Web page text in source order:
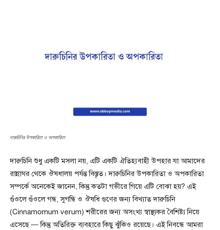
দারুচিনির উপকারিতা ও অপকারিতা
দারুচিনি শুধু একটি মসলা নয়, এটি একটি ঐতিহ্যবাহী উপহার যা আমাদের
রান্নাঘর থেকে ঔষধালয় পর্যন্ত বিস্তৃত। দারুচিনির উপকারিতা ও অপকারিতা
সম্পর্কে অনেকেই জানেন, কিন্তু কতটা গভীরে গিয়ে এটি বোঝা হয়? এই
গুঁওলে গুঁওলে গন্ধ, সুগন্ধি ও ঔষধি গুণের জন্য বিখ্যাত দারুচিনি
(Cinnamomum verum) শরীরের জন্য অসংখ্য স্বাস্থ্যকর বৈশিষ্ট্য নিয়ে
এসেছে — কিন্তু অতিরিক্ত ব্যবহারে কিছু ঝুঁকিও রয়েছে। এই নিবন্ধে আমরা